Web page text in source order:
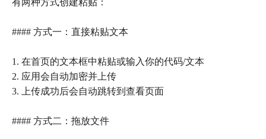
有两种方式创建粘贴：
#### 方式一：直接粘贴文本
1. 在首页的文本框中粘贴或输入你的代码/文本
2. 应用会自动加密并上传
3. 上传成功后会自动跳转到查看页面
#### 方式二：拖放文件